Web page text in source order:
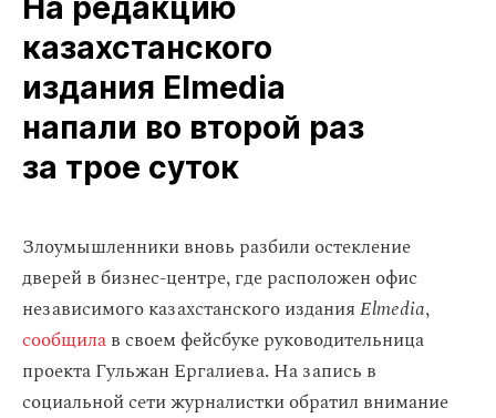
На редакцию
казахстанского
издания Elmedia
напали во второй раз
за трое суток
Злоумышленники вновь разбили остекление
дверей в бизнес-центре, где расположен офис
независимого казахстанского изданияElmedia,
сообщилав своем фейсбуке руководительница
проекта Гульжан Ергалиева. На запись в
социальной сети журналистки обратил внимание